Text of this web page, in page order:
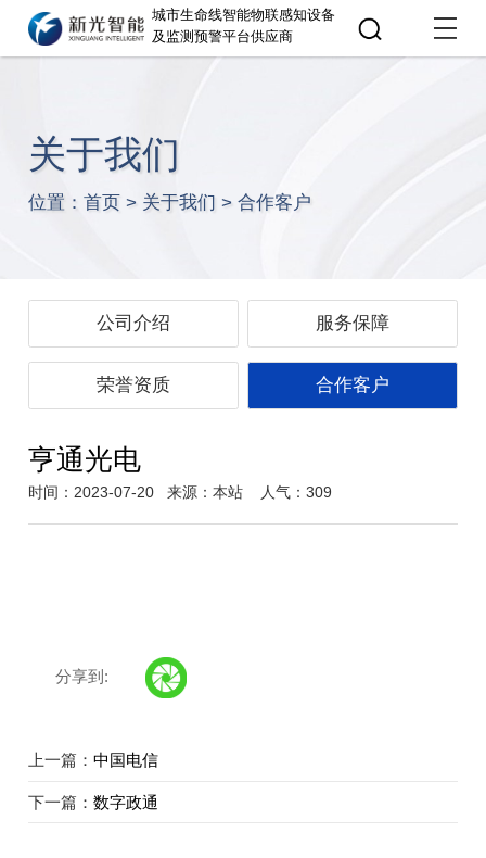
城市生命线智能物联感知设备
及监测预警平台供应商
关于我们
位置： 首页> 关于我们 > 合作客户
公司介绍 服务保障
荣誉资质 合作客户
亨通光电
时间：2023-07-20 来源：本站 人气：309
分享到:
上一篇： 中国电信
下一篇： 数字政通